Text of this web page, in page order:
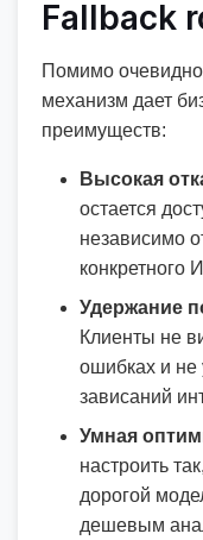
Fallback
Помимо
механизм дает
преимуществ:
Высокая
остается
независимо
конкретного
Удержание
Клиенты не
ошибках и не
зависаний
Умная
настроить
дорогой
дешевым